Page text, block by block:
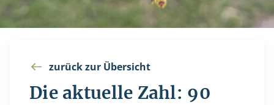
zurück zur Übersicht
Die aktuelle Zahl: 90